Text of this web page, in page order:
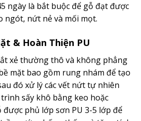
ngày là bắt buộc để gỗ đạt được
ngót, nứt nẻ và mối mọt.
& Hoàn Thiện PU
xẻ thường thô và không phẳng
mặt bao gồm rung nhám để tạo
đó xử lý các vết nứt tự nhiên
sấy khô bằng keo hoặc
được phủ lớp sơn PU 3-5 lớp để